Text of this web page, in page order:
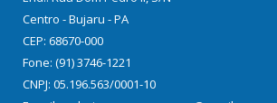
Centro - Bujaru - PA
CEP: 68670-000
Fone: (91) 3746-1221
CNPJ: 05.196.563/0001-10